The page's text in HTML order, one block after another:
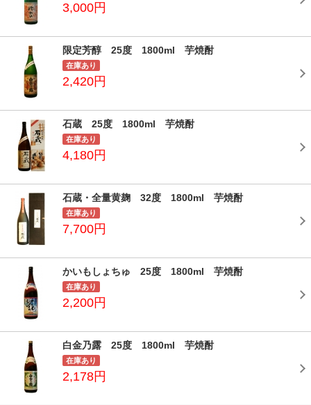
3,000円
限定芳醇 25度 1800ml 芋焼酎
在庫あり
2,420円
石蔵 25度 1800ml 芋焼酎
在庫あり
4,180円
石蔵・全量黄麹 32度 1800ml 芋焼酎
在庫あり
7,700円
かいもしょちゅ 25度 1800ml 芋焼酎
在庫あり
2,200円
白金乃露 25度 1800ml 芋焼酎
在庫あり
2,178円